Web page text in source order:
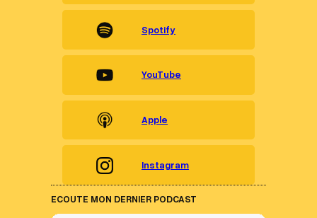
Spotify
YouTube
Apple
Instagram
ECOUTE MON DERNIER PODCAST